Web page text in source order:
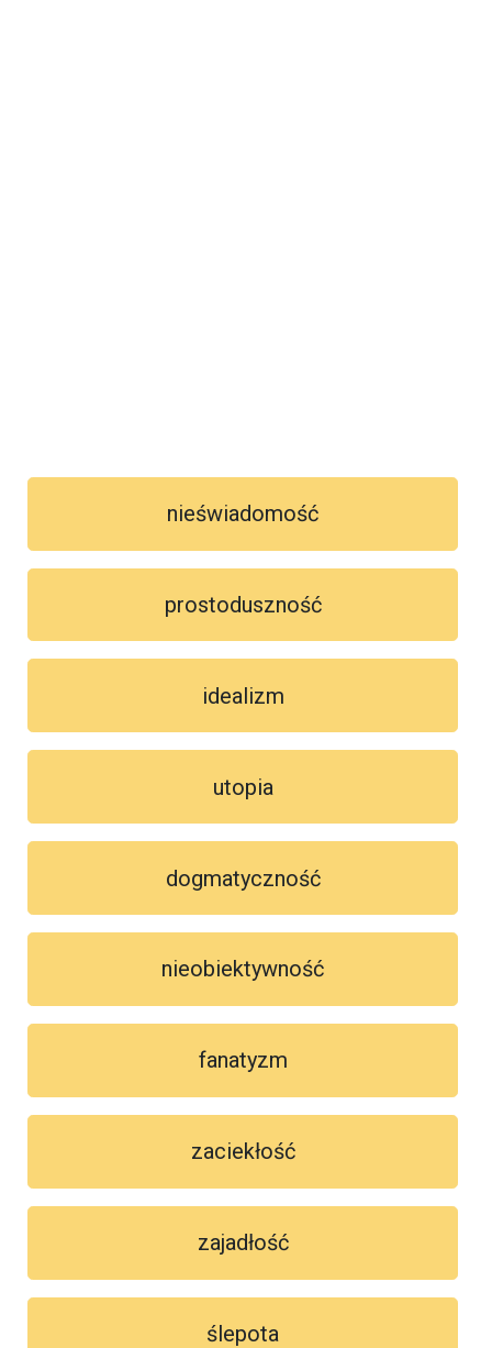
nieświadomość
prostoduszność
idealizm
utopia
dogmatyczność
nieobiektywność
fanatyzm
zaciekłość
zajadłość
ślepota